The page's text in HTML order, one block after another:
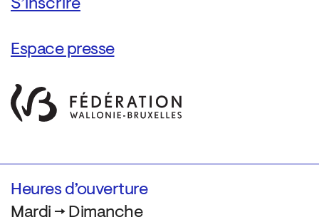
Espace presse
Heures d’ouverture
Mardi → Dimanche